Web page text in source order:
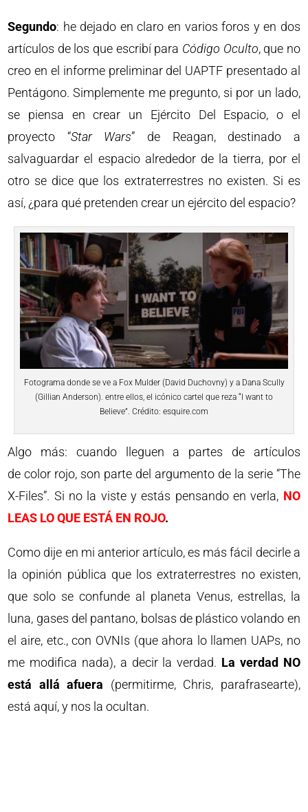
Segundo: he dejado en claro en varios foros y en dos
artículos de los que escribí para Código Oculto, que no
creo en el informe preliminar del UAPTF presentado al
Pentágono. Simplemente me pregunto, si por un lado,
se piensa en crear un Ejército Del Espacio, o el
proyecto “Star Wars” de Reagan, destinado a
salvaguardar el espacio alrededor de la tierra, por el
otro se dice que los extraterrestres no existen. Si es
así, ¿para qué pretenden crear un ejército del espacio?
Fotograma donde se ve a Fox Mulder (David Duchovny) y a Dana Scully
(Gillian Anderson). entre ellos, el icónico cartel que reza “I want to
Believe”. Crédito: esquire.com
Algo más: cuando lleguen a partes de artículos
decolor rojo, son parte del argumento de la serie “The
X-Files”. Si no la viste y estás pensando en verla, NO
LEAS LO QUE ESTÁ EN ROJO.
Como dije en mi anterior artículo, es más fácil decirle a
la opinión pública que los extraterrestres no existen,
que solo se confunde al planeta Venus, estrellas, la
luna, gases del pantano, bolsas de plástico volando en
el aire, etc., con OVNIs (que ahora lo llamen UAPs, no
me modifica nada), a decir la verdad. La verdad NO
está allá afuera (permitirme, Chris, parafrasearte),
está aquí, y nos la ocultan.